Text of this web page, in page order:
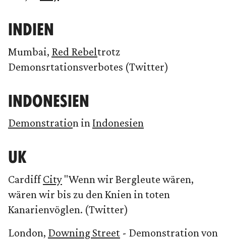
INDIEN
Mumbai, Red Rebeltrotz
Demonsrtationsverbotes (Twitter)
INDONESIEN
Demonstration in Indonesien
UK
CardiffCity "Wenn wir Bergleute wären,
wären wir bis zu den Knien in toten
Kanarienvöglen. (Twitter)
London, Downing Street - Demonstration von